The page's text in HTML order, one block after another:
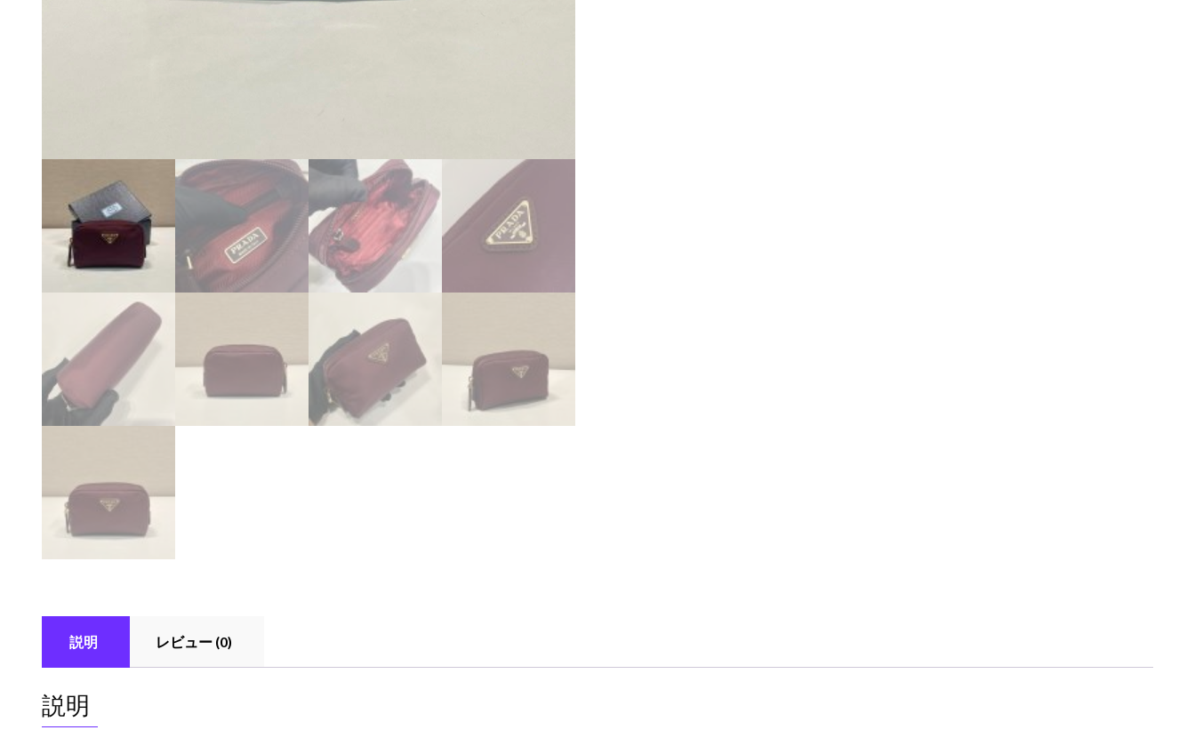
説明 レビュー (0)
説明